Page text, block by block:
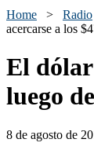
Home > Radio
acercarse a los
El dólar
luego
8 de agosto de